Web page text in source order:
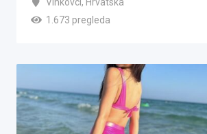
1.673 pregleda